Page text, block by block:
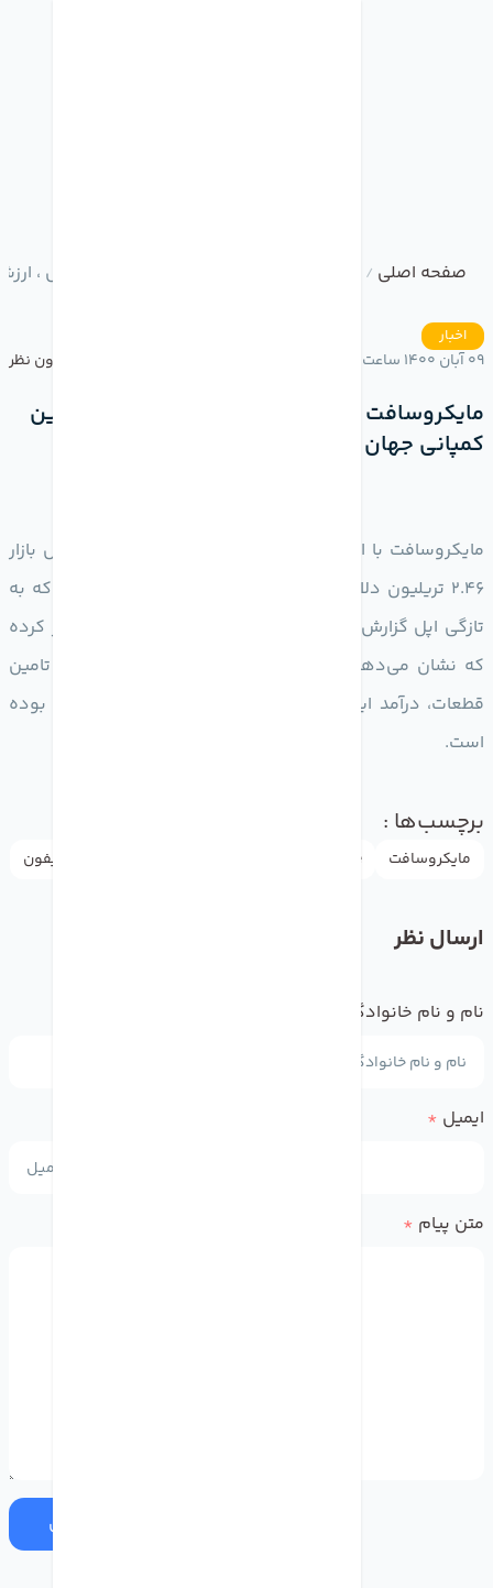
صفحه اصلی / مایکروسافت بالاخره با سبقت از اپل ،
اخبار
09 آبان 1400 ساعت 13:52 بدون نظر
مایکروسافت بالاخره با سبقت از اپل ، ارزشمندترین
کمپانی جهان شد
مایکروسافت با ارزش بازار 2.49 تریلیون دلار از اپل با ارزش بازار
2.46 تریلیون دلار سبقت گرفت.دلیل این سبقت آن است که به
تازگی اپل گزارش مالی‌ خود برای فصل سوم 2021 را منتشر کرده
که نشان می‌دهد بخاطر کمبود تراشه و محدودیت ‌های تامین
قطعات، درآمد این شرکت پایین تر از حد پیش بینی شده بوده
است.
برچسب‌ها :
مایکروسافت Apple آیفون
ارسال نظر
نام و نام خانوادگی
ایمیل *
متن پیام *
ارسال